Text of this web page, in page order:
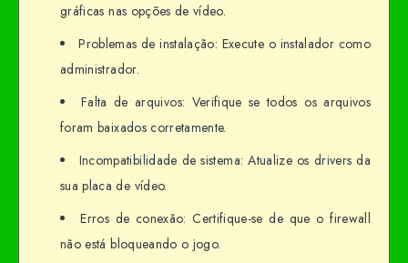
gráficas nas opções de vídeo.
Problemas de instalação: Execute o instalador como
administrador.
Falta de arquivos: Verifique se todos os arquivos
foram baixados corretamente.
Incompatibilidade de sistema: Atualize os drivers da
sua placa de vídeo.
Erros de conexão: Certifique-se de que o firewall
não está bloqueando o jogo.